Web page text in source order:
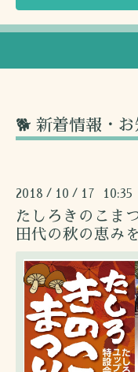
🐕 新着情報・
2018 / 10 / 17 10:35
たしろきのこま
田代の秋の恵み